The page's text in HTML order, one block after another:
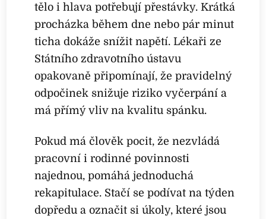
tělo i hlava potřebují přestávky. Krátká
procházka během dne nebo pár minut
ticha dokáže snížit napětí. Lékaři ze
Státního zdravotního ústavu
opakovaně připomínají, že pravidelný
odpočinek snižuje riziko vyčerpání a
má přímý vliv na kvalitu spánku.
Pokud má člověk pocit, že nezvládá
pracovní i rodinné povinnosti
najednou, pomáhá jednoduchá
rekapitulace. Stačí se podívat na týden
dopředu a označit si úkoly, které jsou